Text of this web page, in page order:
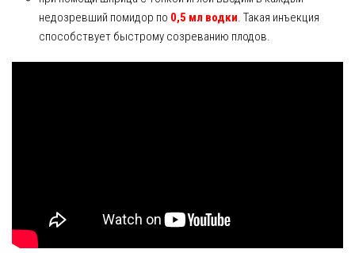
недозревший помидор по 0,5 мл водки. Такая инъекция
способствует быстрому созреванию плодов.